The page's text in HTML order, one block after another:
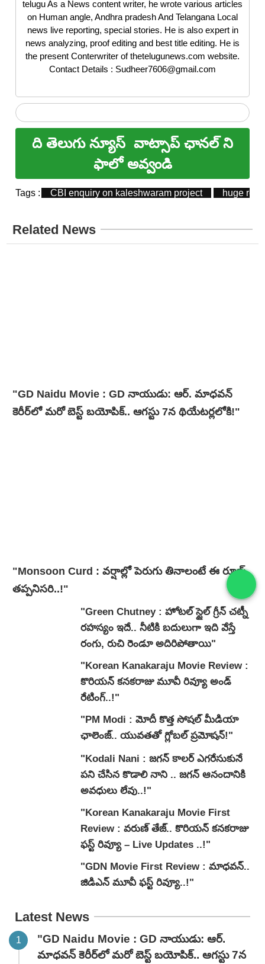
telugu As a News content writer, he wrote various articles
on Human angle, Andhra pradesh And Telangana Local
news live reporting, special stories. He is also expert in
news analyzing, proof editing and best title editing. He is
the present Conterwriter of thetelugunews.com website.
Contact Details : Sudheer7606@gmail.com
ది తెలుగు న్యూస్ వాట్సాప్ ఛానల్ ని
ఫాలో అవ్వండి
Tags : CBI enquiry on kaleshwaram project huge
Related News
"GD Naidu Movie : GD నాయుడు: ఆర్. మాధవన్‌
కెరీర్‌లో మరో బెస్ట్ బయోపిక్.. ఆగస్టు 7న థియేటర్లలోకి!"
"Monsoon Curd : వర్షాల్లో పెరుగు తినాలంటే ఈ రూల్స్
తప్పనిసరి..!"
"Green Chutney : హోటల్ స్టైల్ గ్రీన్ చట్నీ
రహస్యం ఇదే.. నీటికి బదులుగా ఇది వేస్తే
రంగు, రుచి రెండూ అదిరిపోతాయి"
"Korean Kanakaraju Movie Review :
కొరియన్ కనకరాజు మూవీ రివ్యూ అండ్
రేటింగ్‌..!"
"PM Modi : మోదీ కొత్త సోషల్ మీడియా
ఛాలెంజ్.. యువతతో గ్లోబల్ ప్రమోషన్!"
"Kodali Nani : జగన్ కాలర్ ఎగరేసుకునే
పని చేసిన కొడాలి నాని .. జగన్ ఆనందానికి
అవధులు లేవు..!"
"Korean Kanakaraju Movie First
Review : వరుణ్ తేజ్.. కొరియన్ కనకరాజు
ఫస్ట్ రివ్యూ – Live Updates ..!"
"GDN Movie First Review : మాధవన్..
జిడిఎన్ మూవీ ఫ‌స్ట్ రివ్యూ..!"
Latest News
"GD Naidu Movie : GD నాయుడు: ఆర్.
మాధవన్‌ కెరీర్‌లో మరో బెస్ట్ బయోపిక్.. ఆగస్టు 7న